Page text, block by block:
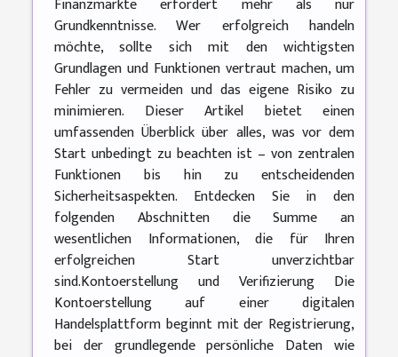
Grundkenntnisse. Wer erfolgreich handeln
möchte, sollte sich mit den wichtigsten
Grundlagen und Funktionen vertraut machen, um
Fehler zu vermeiden und das eigene Risiko zu
minimieren. Dieser Artikel bietet einen
umfassenden Überblick über alles, was vor dem
Start unbedingt zu beachten ist – von zentralen
Funktionen bis hin zu entscheidenden
Sicherheitsaspekten. Entdecken Sie in den
folgenden Abschnitten die Summe an
wesentlichen Informationen, die für Ihren
erfolgreichen Start unverzichtbar
sind.Kontoerstellung und Verifizierung Die
Kontoerstellung auf einer digitalen
Handelsplattform beginnt mit der Registrierung,
bei der grundlegende persönliche Daten wie